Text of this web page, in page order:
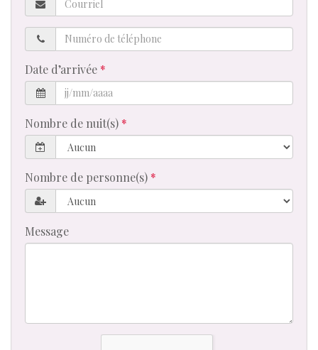
Numéro
de
téléphone
Date d’arrivée
Nombre de nuit(s)
Nombre de personne(s)
Message